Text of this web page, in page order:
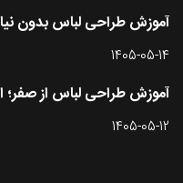
آموزش طراحی لباس بدون
1405-05-14
آموزش طراحی لباس از صفر؛
1405-05-12